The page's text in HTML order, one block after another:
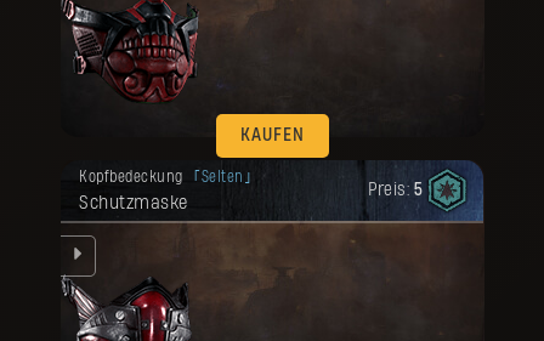
KAUFEN
Kopfbedeckung Selten
Schutzmaske
Preis: 5
Deine Belohnung ist freigeschaltet
worden.